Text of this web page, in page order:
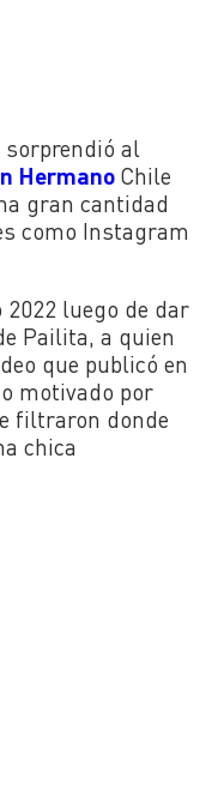
al
Hermano Chile
gran cantidad
como Instagram
luego de dar
Pailita, a quien
que publicó en
motivado por
filtraron donde
chica